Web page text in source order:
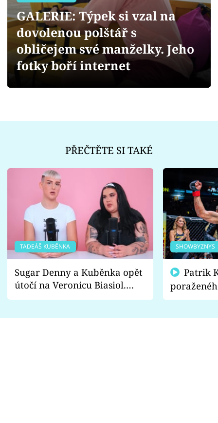
Videa
Sledujte prima+
GALERIE: Týpek si vzal na
dovolenou polštář s
obličejem své manželky. Jeho
fotky boří internet
PŘEČTĚTE SI TAKÉ
TADEÁŠ KUBĚNKA
Sugar Denny a Kuběnka opět
útočí na Veronicu Biasiol.
Proč je podle nich falešná a
SHOWBYZNYS
fanoušci